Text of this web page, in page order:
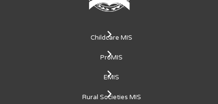
Childcare MIS
ProMIS
EMIS
Rural Societies MIS